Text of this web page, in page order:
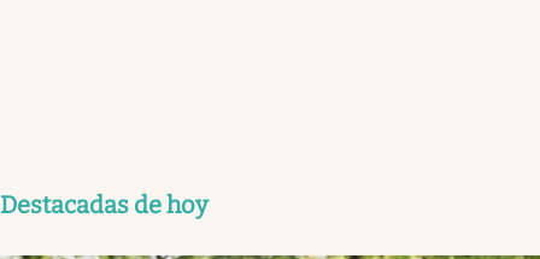
Destacadas de hoy